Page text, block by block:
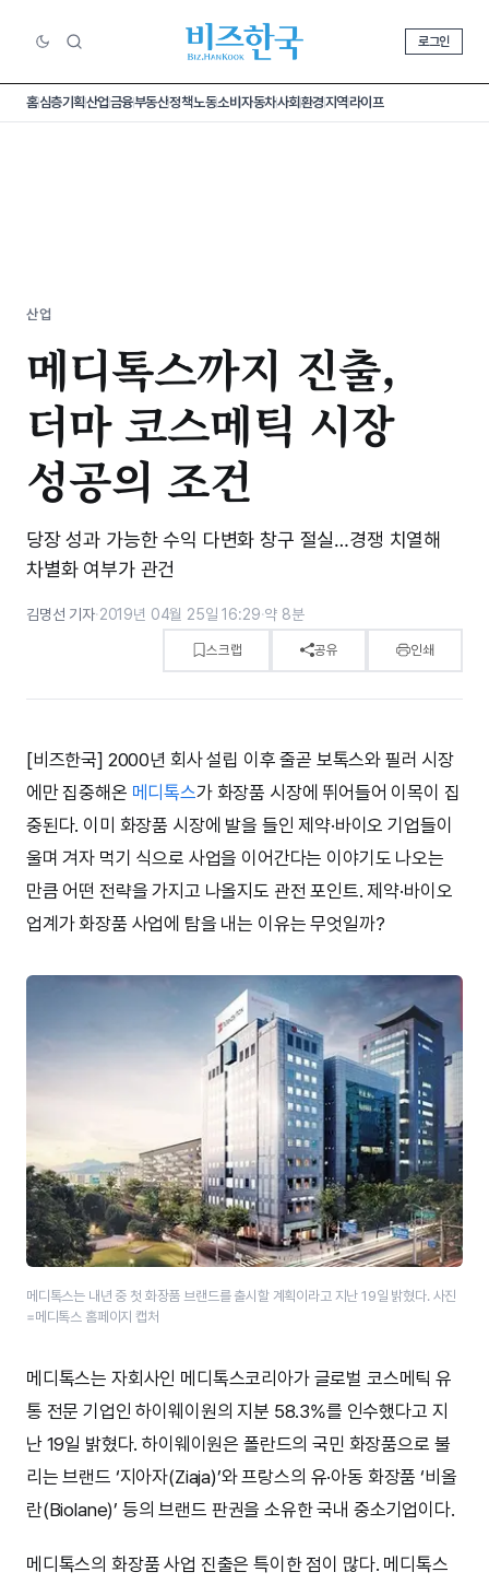
로그인
홈심층기획산업금융부동산정책노동소비 자동차사회환경지역라이프
산업
메디톡스까지 진출,
더마 코스메틱 시장
성공의 조건
당장 성과 가능한 수익 다변화 창구 절실…경쟁 치열해
차별화 여부가 관건
김명선 기자·2019년 04월 25일 16:29·약 8분
스크랩 공유 인쇄
[비즈한국] 2000년 회사 설립 이후 줄곧 보톡스와 필러 시장
에만 집중해온 메디톡스가 화장품 시장에 뛰어들어 이목이 집
중된다. 이미 화장품 시장에 발을 들인 제약·바이오 기업들이
울며 겨자 먹기 식으로 사업을 이어간다는 이야기도 나오는
만큼 어떤 전략을 가지고 나올지도 관전 포인트. 제약·바이오
업계가 화장품 사업에 탐을 내는 이유는 무엇일까?
메디톡스는 내년 중 첫 화장품 브랜드를 출시할 계획이라고 지난 19일 밝혔다. 사진
=메디톡스 홈페이지 캡처
메디톡스는 자회사인 메디톡스코리아가 글로벌 코스메틱 유
통 전문 기업인 하이웨이원의 지분 58.3%를 인수했다고 지
난 19일 밝혔다. 하이웨이원은 폴란드의 국민 화장품으로 불
리는 브랜드 ‘지아자(Ziaja)’와 프랑스의 유·아동 화장품 ‘비올
란(Biolane)’ 등의 브랜드 판권을 소유한 국내 중소기업이다.
메디톡스의 화장품 사업 진출은 특이한 점이 많다. 메디톡스